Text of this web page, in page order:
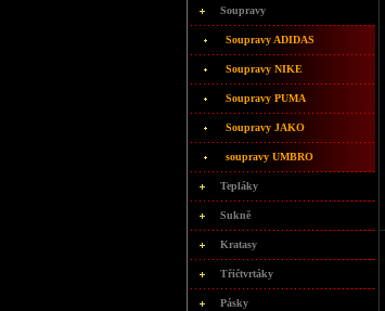
Soupravy
Soupravy ADIDAS
Soupravy NIKE
Soupravy PUMA
Soupravy JAKO
soupravy UMBRO
Tepláky
Sukně
Kratasy
Třičtvrtáky
Pásky